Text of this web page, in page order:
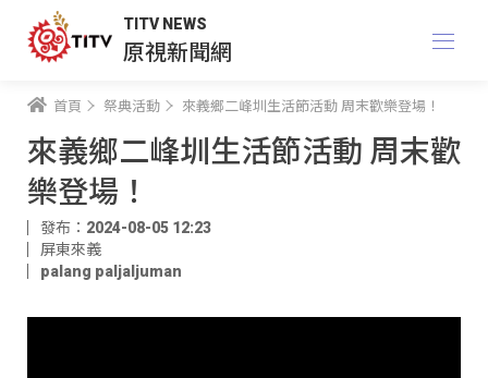
TITV NEWS
原視新聞網
首頁 祭典活動 來義鄉二峰圳生活節活動 周末歡樂登場！
來義鄉二峰圳生活節活動 周末歡
樂登場！
發布：2024-08-05 12:23
屏東來義
palang paljaljuman